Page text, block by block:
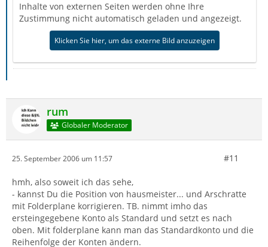
Inhalte von externen Seiten werden ohne Ihre
Zustimmung nicht automatisch geladen und angezeigt.
Klicken Sie hier, um das externe Bild anzuzeigen
rum
Globaler Moderator
25. September 2006 um 11:57 #11
hmh, also soweit ich das sehe,
- kannst Du die Position von hausmeister... und Arschratte
mit Folderplane korrigieren. TB. nimmt imho das
ersteingegebene Konto als Standard und setzt es nach
oben. Mit folderplane kann man das Standardkonto und die
Reihenfolge der Konten ändern.